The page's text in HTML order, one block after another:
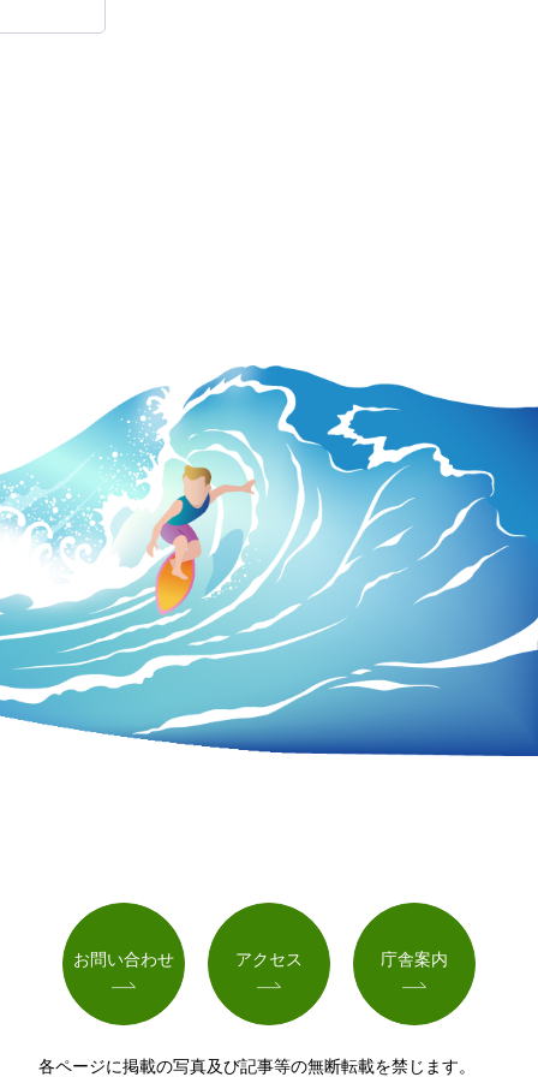
お問い合わせ アクセス 庁舎案内
各ページに掲載の写真及び記事等の無断転載を禁じます。